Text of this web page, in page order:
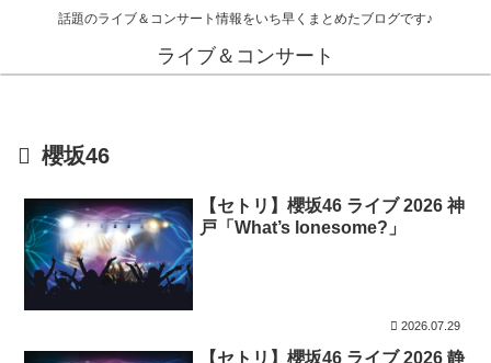
話題のライブ＆コンサート情報をいち早くまとめたブログです♪
ライブ＆コンサート
櫻坂46
【セトリ】櫻坂46 ライブ 2026 神
戸「What’s lonesome?」
2026.07.29
【セトリ】櫻坂46 ライブ 2026 静